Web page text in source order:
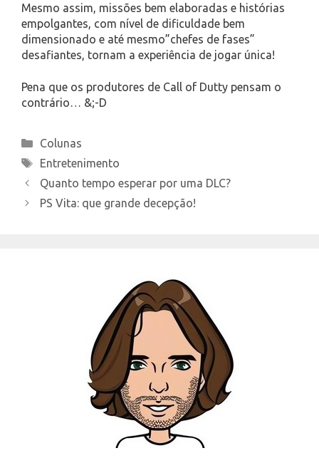
Mesmo assim, missões bem elaboradas e histórias
empolgantes, com nível de dificuldade bem
dimensionado e até mesmo”chefes de fases”
desafiantes, tornam a experiência de jogar única!
Pena que os produtores de Call of Dutty pensam o
contrário… &;-D
Categories
Colunas
Tags
Entretenimento
Quanto tempo esperar por uma DLC?
PS Vita: que grande decepção!